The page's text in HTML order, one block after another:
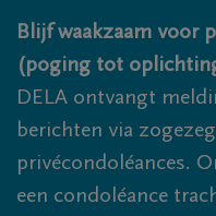
Overslaan en naar
Blijf waakzaam voor
(poging tot
DELA ontvangt
berichten via
privécondoléances.
een condoléance